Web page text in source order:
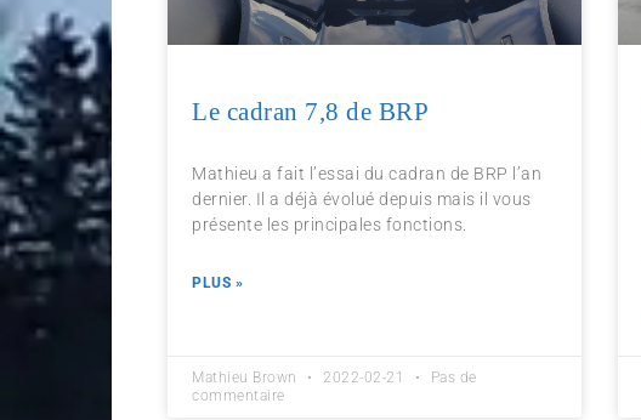
Le cadran 7,8 de BRP
Mathieu a fait l’essai du cadran de BRP l’an
dernier. Il a déjà évolué depuis mais il vous
présente les principales fonctions.
PLUS »
Mathieu Brown 2022-02-21
Pas de
commentaire